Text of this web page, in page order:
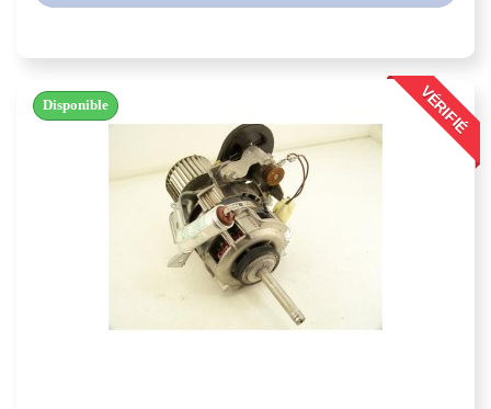
VÉRIFIÉ
Disponible